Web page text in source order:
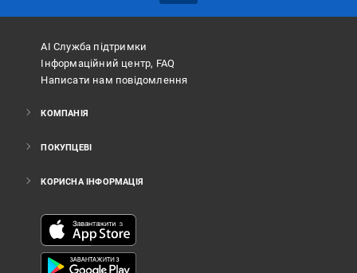
АІ Служба підтримки
Інформаційний центр, FAQ
Написати нам повідомлення
КОМПАНІЯ
ПОКУПЦЕВІ
КОРИСНА ІНФОРМАЦІЯ